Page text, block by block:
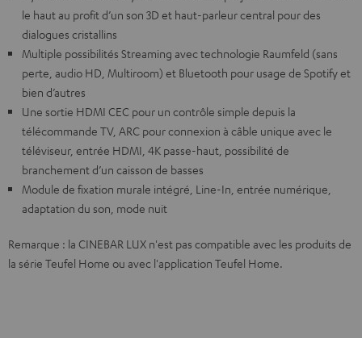
le haut au profit d’un son 3D et haut-parleur central pour des
dialogues cristallins
Multiple possibilités Streaming avec technologie Raumfeld (sans
perte, audio HD, Multiroom) et Bluetooth pour usage de Spotify et
bien d’autres
Une sortie HDMI CEC pour un contrôle simple depuis la
télécommande TV, ARC pour connexion à câble unique avec le
téléviseur, entrée HDMI, 4K passe-haut, possibilité de
branchement d’un caisson de basses
Module de fixation murale intégré, Line-In, entrée numérique,
adaptation du son, mode nuit
Remarque : la CINEBAR LUX n'est pas compatible avec les produits de
la série Teufel Home ou avec l'application Teufel Home.